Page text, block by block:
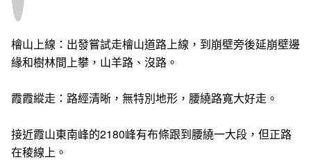
檜山上線：出發嘗試走檜山道路上線，到崩壁旁後延崩壁邊
緣和樹林間上攀，山羊路、沒路。
霞霞縱走：路經清晰，無特別地形，腰繞路寬大好走。
接近霞山東南峰的2180峰有布條跟到腰繞一大段，但正路
在稜線上。